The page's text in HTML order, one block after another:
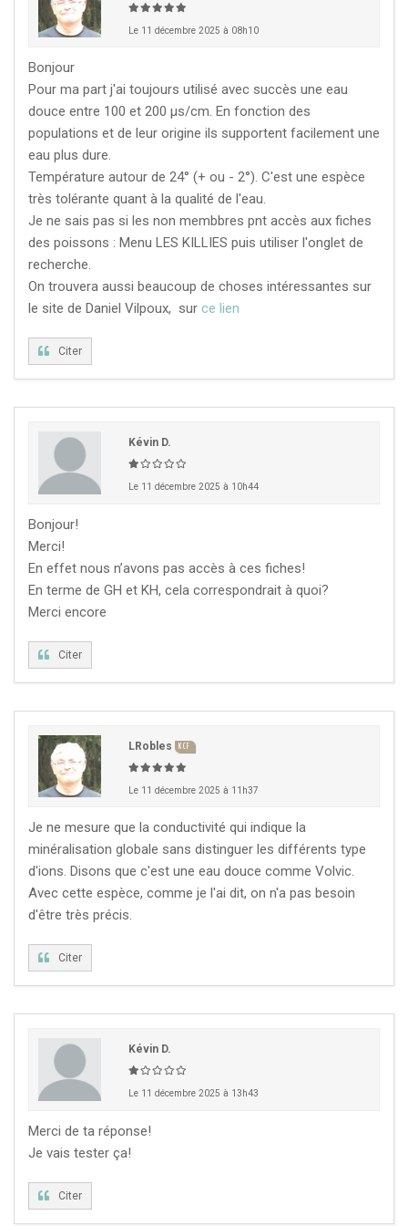
17-20 sep 2026
CZKA RÉPUBLIQUE TCHÈQUE : Congrès de la
CZKA 2026
25-27 sep 2026 KCF FRANCE :52ème congrès du KCF
16-18 oct 2026 APK PORTUGAL :Congrès de l'APK 2026
Le 11 décembre 2025 à 08h10
Bonjour
Pour ma part j'ai toujours utilisé avec succès une eau
douce entre 100 et 200 µs/cm. En fonction des
populations et de leur origine ils supportent facilement une
eau plus dure.
Température autour de 24° (+ ou - 2°). C'est une espèce
très tolérante quant à la qualité de l'eau.
Je ne sais pas si les non membbres pnt accès aux fiches
des poissons : Menu LES KILLIES puis utiliser l'onglet de
recherche.
On trouvera aussi beaucoup de choses intéressantes sur
le site de Daniel Vilpoux, sur ce lien
Citer
Kévin D.
Le 11 décembre 2025 à 10h44
Bonjour!
Merci!
En effet nous n’avons pas accès à ces fiches!
En terme de GH et KH, cela correspondrait à quoi?
Merci encore
Citer
LRobles KCF
Le 11 décembre 2025 à 11h37
Je ne mesure que la conductivité qui indique la
minéralisation globale sans distinguer les différents type
d'ions. Disons que c'est une eau douce comme Volvic.
Avec cette espèce, comme je l'ai dit, on n'a pas besoin
d'être très précis.
Citer
Kévin D.
Le 11 décembre 2025 à 13h43
Merci de ta réponse!
Je vais tester ça!
Citer